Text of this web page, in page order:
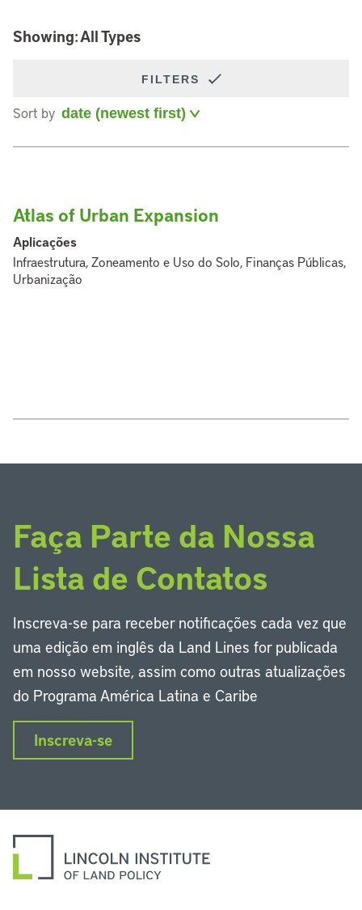
Showing: All Types
FILTERS
Sort by
Atlas of Urban Expansion
Aplicações
Infraestrutura, Zoneamento e Uso do Solo, Finanças Públicas,
Urbanização
Faça Parte da Nossa
Lista de Contatos
Inscreva-se para receber notificações cada vez que
uma edição em inglês da Land Lines for publicada
em nosso website, assim como outras atualizações
do Programa América Latina e Caribe
Inscreva-se